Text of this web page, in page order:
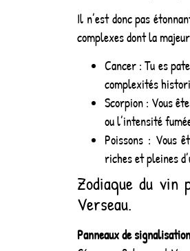
Il n’est donc pas
complexes dont la
Cancer : Tu es
complexités
Scorpion : Vous
ou l’intensité
Poissons : Vous
riches et pleines
Zodiaque du vin
Verseau.
Panneaux de